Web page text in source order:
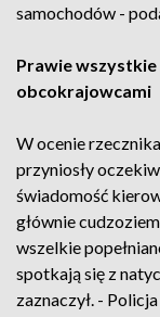
samochodów -
Prawie
obcokrajowcami
W ocenie
przyniosły
świadomość
głównie
wszelkie
spotkają się z
zaznaczył. -